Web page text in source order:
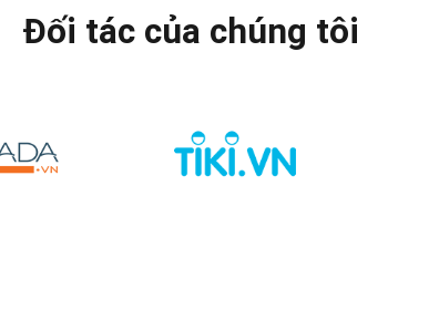
Đối tác của chúng tôi